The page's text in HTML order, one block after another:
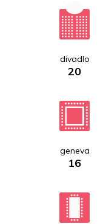
divadlo
20
geneva
16